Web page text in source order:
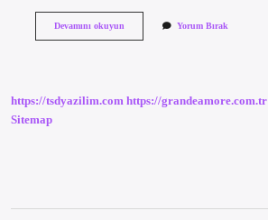
Devamını okuyunMarmarabirlikYorum Bırak
https://tsdyazilim.com https://grandeamore.com.tr
Sitemap